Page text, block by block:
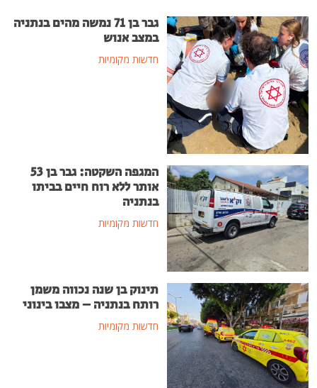
גבר בן 71 נמשה מהים בנתניה
במצב אנוש
חדשות מקומיות
המגפה השקטה: גבר בן 53
אותר ללא רוח חיים בביתו
בנתניה
חדשות מקומיות
תינוק בן שנה נכווה משמן
רותח בנתניה – מצבו בינוני
חדשות מקומיות